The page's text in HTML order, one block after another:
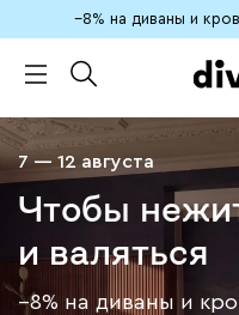
−8% на диваны и
7 — 12 августа
Чтобы
и валяться
−8% на диваны и